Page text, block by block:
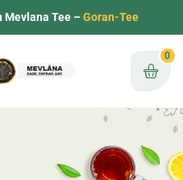
Mevlana Tee –Goran-Tee
0